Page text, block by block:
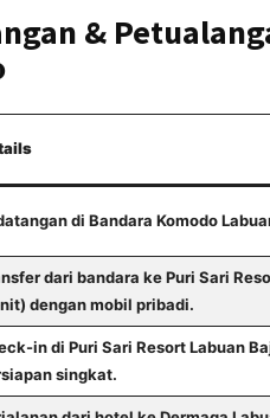
&
di Bandara Komodo
dari bandara ke Puri Sari
dengan mobil pribadi.
in di Puri Sari Resort Labuan
singkat.